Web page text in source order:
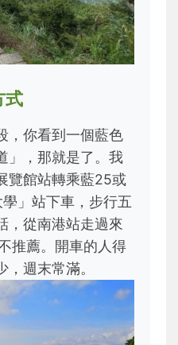
式
，你看到一個藍色
」，那就是了。我
覽館站轉乘藍25或
」站下車，步行五
，從南港站走過來
推薦。開車的人得
週末常滿。